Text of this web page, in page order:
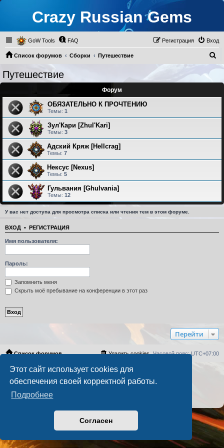
Этот сайт использует cookies для
обеспечения своей корректной работы.
Подробнее
Согласен
Crazy Russian Gems
GoW Tools FAQ Вход
Регистрация
Список форумов Сборки Путешествие
Путешествие
Форум
ОБЯЗАТЕЛЬНО К ПРОЧТЕНИЮ
Темы: 1
Зул'Кари [Zhul'Kari]
Темы: 3
Адский Кряж [Hellcrag]
Темы: 7
Нексус [Nexus]
Темы: 5
Гульвания [Ghulvania]
Темы: 12
У вас нет доступа для просмотра списка или чтения тем в этом форуме.
ВХОД • РЕГИСТРАЦИЯ
Имя пользователя:
Пароль:
Запомнить меня
Скрыть моё пребывание на конференции в этот раз
Перейти
Список форумов Часовой пояс:UTC+07:00
Удалить cookies
Создано на основеphpBB® Forum Software © phpBB Limited
Русская поддержка phpBB